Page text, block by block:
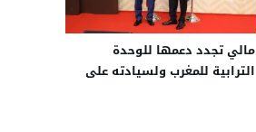
مالي تجدد دعمها للوحدة
الترابية للمغرب ولسيادته على